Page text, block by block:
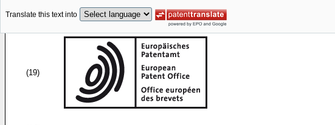
Translate this text into
(19)